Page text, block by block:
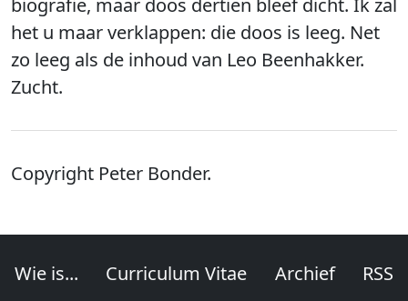
biografie, maar doos dertien bleef dicht. Ik zal
het u maar verklappen: die doos is leeg. Net
zo leeg als de inhoud van Leo Beenhakker.
Zucht.
Copyright Peter Bonder.
Wie is... Curriculum Vitae Archief RSS